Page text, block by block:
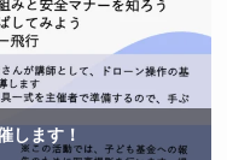
します！